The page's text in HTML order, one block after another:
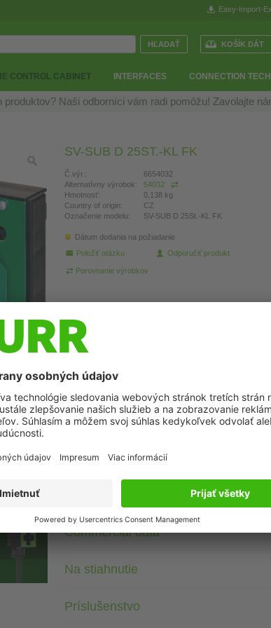
Easy-Import-
CONTROL CABINET INTERFACES CONNECTION
KOŠÍK DÁT
Naši odborníci vám radi pomôžu! Zavolajte
SV-SUB D 25ST.-KL FK
Č.výr.:
6654032
Alternatívny výrobok: 54032
Hmotnosť:
0,138 kg
Country of origin:
CZ
Označenie modelu:
SV-SUB D 25St.-KL FK
Dátum dodania na požiadanie
Položiť otázku
Odporučiť produkt
Porovnanie výrobkov
Popis
Male connector
25-pole
Spring clamp terminals
Commercial data
Na stiahnutie
Príslušenstvo